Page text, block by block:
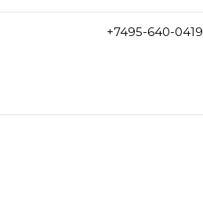
+7495-640-0419